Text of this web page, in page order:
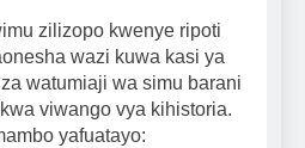
zilizopo kwenye ripoti
wazi kuwa kasi ya
watumiaji wa simu barani
viwango vya kihistoria.
yafuatayo: